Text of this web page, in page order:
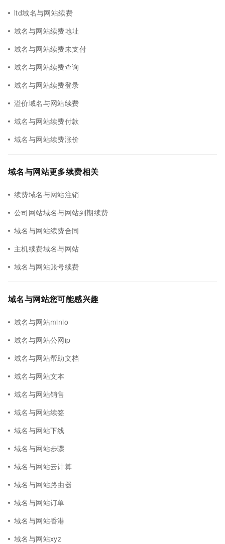
ltd域名与网站续费
域名与网站续费地址
域名与网站续费未支付
域名与网站续费查询
域名与网站续费登录
溢价域名与网站续费
域名与网站续费付款
域名与网站续费涨价
域名与网站更多续费相关
续费域名与网站注销
公司网站域名与网站到期续费
域名与网站续费合同
主机续费域名与网站
域名与网站账号续费
域名与网站您可能感兴趣
域名与网站minio
域名与网站公网ip
域名与网站帮助文档
域名与网站文本
域名与网站销售
域名与网站续签
域名与网站下线
域名与网站步骤
域名与网站云计算
域名与网站路由器
域名与网站订单
域名与网站香港
域名与网站xyz